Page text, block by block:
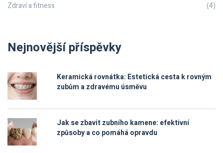
Zdraví a fitness (4)
Nejnovější příspěvky
Keramická rovnátka: Estetická cesta k rovným
zubům a zdravému úsměvu
Jak se zbavit zubního kamene: efektivní
způsoby a co pomáhá opravdu